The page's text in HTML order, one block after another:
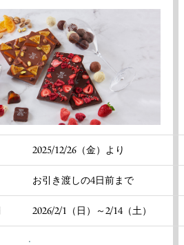
2025/12/26（金）より
お引き渡しの4日前まで
2026/2/1（日）～2/14（土）